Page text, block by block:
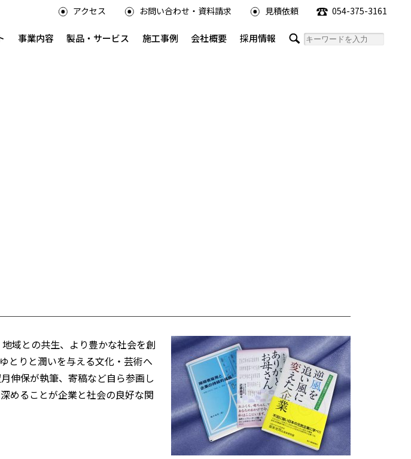
アクセス お問い合わせ・資料請求 見積依頼 054-375-3161
事業内容 製品・サービス 施工事例 会社概要 採用情報
域との共生、より豊かな社会を創
とりと潤いを与える文化・芸術へ
伸保が執筆、寄稿など自ら参画し
めることが企業と社会の良好な関